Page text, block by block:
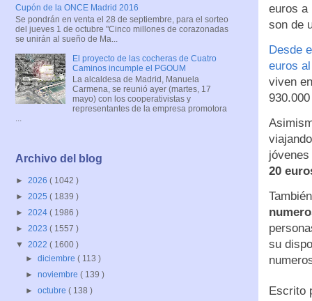
euros a
son de
Desde
euros
viven
20
su
Escrito
Cupón de la ONCE Madrid 2016
Se pondrán en venta el 28 de septiembre, para el sorteo
del jueves 1 de octubre "Cinco millones de corazonadas
se unirán al sueño de Ma...
El proyecto de las cocheras de Cuatro
Caminos incumple el PGOUM
La alcaldesa de Madrid, Manuela
Carmena, se reunió ayer (martes, 17
mayo) con los cooperativistas y
representantes de la empresa promotora
...
Archivo del blog
► 2026 ( 1042 )
► 2025 ( 1839 )
► 2024 ( 1986 )
► 2023 ( 1557 )
▼ 2022 ( 1600 )
►diciembre( 113 )
►noviembre( 139 )
►octubre( 138 )